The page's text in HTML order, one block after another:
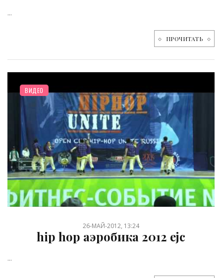
...
ПРОЧИТАТЬ
ВИДЕО
26-МАЙ-2012, 13:24
hip hop аэробика 2012 ejc
...